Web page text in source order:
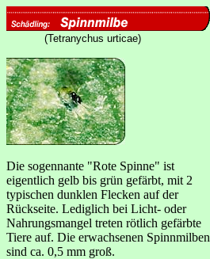
(Tetranychus urticae)
Die sogennante "Rote Spinne" ist
eigentlich gelb bis grün gefärbt, mit 2
typischen dunklen Flecken auf der
Rückseite. Lediglich bei Licht- oder
Nahrungsmangel treten rötlich gefärbte
Tiere auf. Die erwachsenen Spinnmilben
sind ca. 0,5 mm groß.